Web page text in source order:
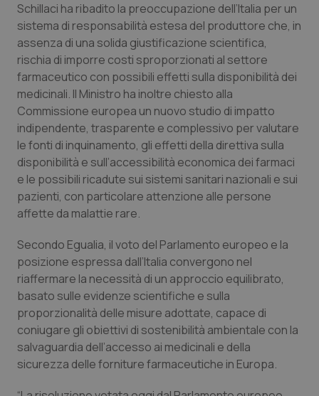
Quotidiano Pediatria
Rene & patologie urogenitali
Salute orale & impianti
Sangue & coagulazione
Tiroide
Tumore al seno
Tumore ovarico
Tumori del Polmone & Testa Collo
Tumori gastrointestinali
Ulcera & Reflusso
Vaccini
Schillaci ha ribadito la preoccupazione dell’Italia per un
sistema di responsabilità estesa del produttore che, in
assenza di una solida giustificazione scientifica,
rischia di imporre costi sproporzionati al settore
farmaceutico con possibili effetti sulla disponibilità dei
medicinali. Il Ministro ha inoltre chiesto alla
Commissione europea un nuovo studio di impatto
indipendente, trasparente e complessivo per valutare
le fonti di inquinamento, gli effetti della direttiva sulla
disponibilità e sull’accessibilità economica dei farmaci
e le possibili ricadute sui sistemi sanitari nazionali e sui
pazienti, con particolare attenzione alle persone
affette da malattie rare.
Secondo Egualia, il voto del Parlamento europeo e la
posizione espressa dall’Italia convergono nel
riaffermare la necessità di un approccio equilibrato,
basato sulle evidenze scientifiche e sulla
proporzionalità delle misure adottate, capace di
coniugare gli obiettivi di sostenibilità ambientale con la
salvaguardia dell’accesso ai medicinali e della
sicurezza delle forniture farmaceutiche in Europa.